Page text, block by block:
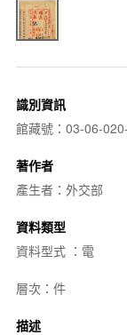
識別資訊
館藏號：03-06-
著作者
產生者：外交部
資料類型
資料型式 ：電
層次：件
描述